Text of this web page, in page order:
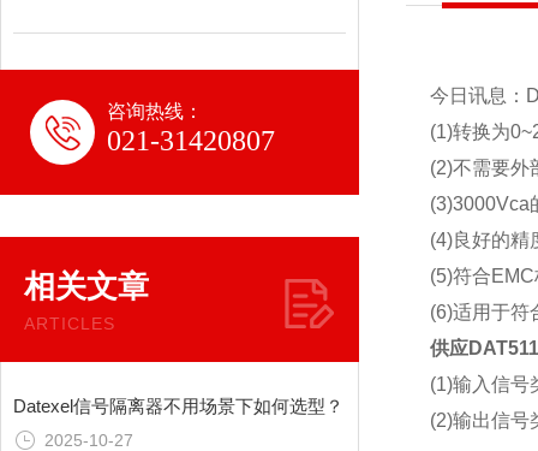
咨询热线：
021-31420807
相关文章
ARTICLES
Datexel信号隔离器不用场景下如何选型？
2025-10-27
今日讯息：
(1)转换为
(2)不需要外
(3)3000Vca
(4)良好的精
(5)符合
(6)适用于符
供应
(1)输入信号
(2)输出信号